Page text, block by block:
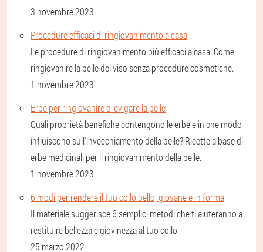
3 novembre 2023
Procedure efficaci di ringiovanimento a casa
Le procedure di ringiovanimento più efficaci a casa. Come
ringiovanire la pelle del viso senza procedure cosmetiche.
1 novembre 2023
Erbe per ringiovanire e levigare la pelle
Quali proprietà benefiche contengono le erbe e in che modo
influiscono sull'invecchiamento della pelle? Ricette a base di
erbe medicinali per il ringiovanimento della pelle.
1 novembre 2023
6 modi per rendere il tuo collo bello, giovane e in forma
Il materiale suggerisce 6 semplici metodi che ti aiuteranno a
restituire bellezza e giovinezza al tuo collo.
25 marzo 2022